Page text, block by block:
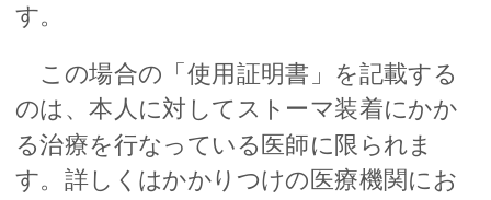
す。
この場合の「使用証明書」を記載する
のは、本人に対してストーマ装着にかか
る治療を行なっている医師に限られま
す。詳しくはかかりつけの医療機関にお